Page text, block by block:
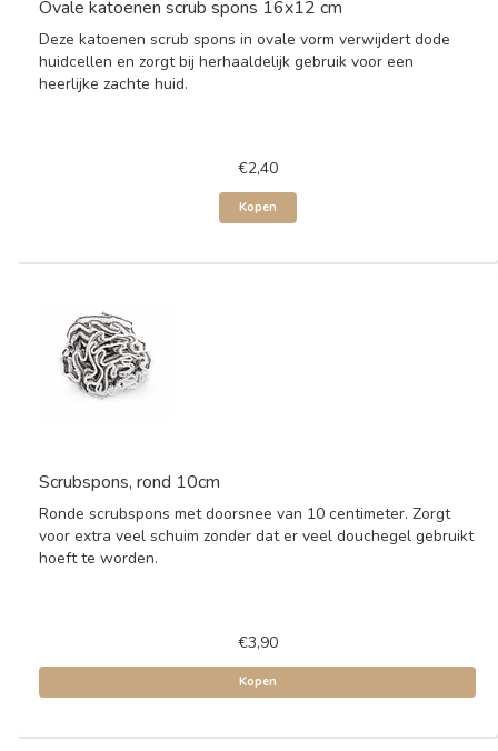
Ovale katoenen scrub spons 16x12 cm
Deze katoenen scrub spons in ovale vorm verwijdert dode
huidcellen en zorgt bij herhaaldelijk gebruik voor een
heerlijke zachte huid.
€2,40
Kopen
Scrubspons, rond 10cm
Ronde scrubspons met doorsnee van 10 centimeter. Zorgt
voor extra veel schuim zonder dat er veel douchegel gebruikt
hoeft te worden.
€3,90
Kopen